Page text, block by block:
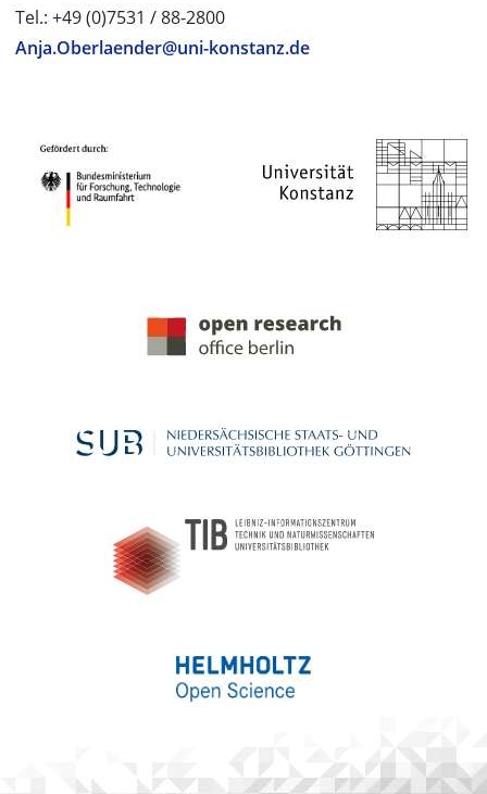
Tel.: +49 (0)7531 / 88-2800
Anja.Oberlaender@uni-konstanz.de